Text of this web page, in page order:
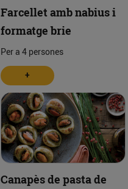
Farcellet amb nabius i
formatge brie
Per a 4 persones
+
Canapès de pasta de